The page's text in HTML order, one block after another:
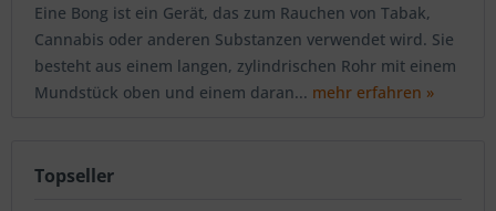
Eine Bong ist ein Gerät, das zum Rauchen von Tabak,
Cannabis oder anderen Substanzen verwendet wird. Sie
besteht aus einem langen, zylindrischen Rohr mit einem
Mundstück oben und einem daran... mehr erfahren »
Topseller